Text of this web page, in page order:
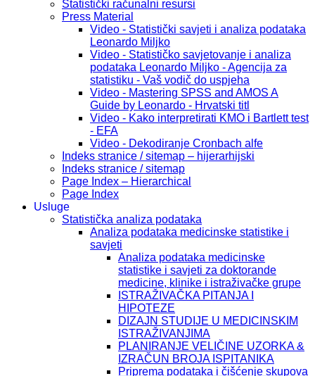
Statistički računalni resursi
Press Material
Video - Statistički savjeti i analiza podataka
Leonardo Miljko
Video - Statističko savjetovanje i analiza
podataka Leonardo Miljko - Agencija za
statistiku - Vaš vodič do uspjeha
Video - Mastering SPSS and AMOS A
Guide by Leonardo - Hrvatski titl
Video - Kako interpretirati KMO i Bartlett test
- EFA
Video - Dekodiranje Cronbach alfe
Indeks stranice / sitemap – hijerarhijski
Indeks stranice / sitemap
Page Index – Hierarchical
Page Index
Usluge
Statistička analiza podataka
Analiza podataka medicinske statistike i
savjeti
Analiza podataka medicinske
statistike i savjeti za doktorande
medicine, klinike i istraživačke grupe
ISTRAŽIVAČKA PITANJA I
HIPOTEZE
DIZAJN STUDIJE U MEDICINSKIM
ISTRAŽIVANJIMA
PLANIRANJE VELIČINE UZORKA &
IZRAČUN BROJA ISPITANIKA
Priprema podataka i čišćenje skupova